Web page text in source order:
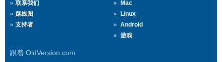
联系我们
路线图
支持者
Mac
Linux
Android
游戏
跟着 OldVersion.com